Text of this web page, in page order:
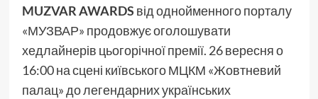
MUZVAR AWARDS від однойменного порталу
«МУЗВАР» продовжує оголошувати
хедлайнерів цьогорічної премії. 26 вересня о
16:00 на сцені київського МЦКМ «Жовтневий
палац» до легендарних українських